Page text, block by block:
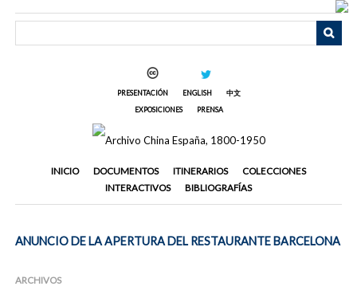
PRESENTACIÓN ENGLISH
中文
EXPOSICIONES
PRENSA
INICIO DOCUMENTOS ITINERARIOS
COLECCIONES
INTERACTIVOS
BIBLIOGRAFÍAS
ANUNCIO DE LA APERTURA DEL RESTAURANTE BARCELONA
ARCHIVOS